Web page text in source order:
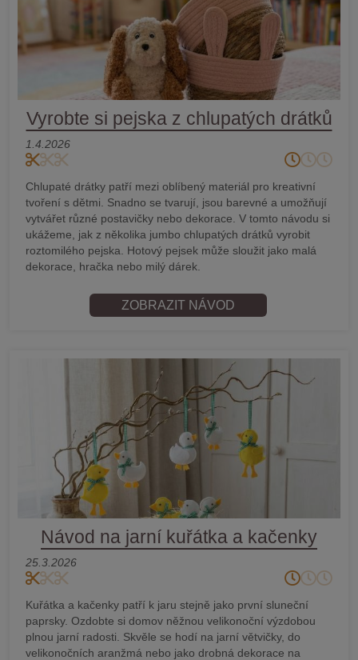
Vyrobte si pejska z chlupatých drátků
1.4.2026
Chlupaté drátky patří mezi oblíbený materiál pro kreativní
tvoření s dětmi. Snadno se tvarují, jsou barevné a umožňují
vytvářet různé postavičky nebo dekorace. V tomto návodu si
ukážeme, jak z několika jumbo chlupatých drátků vyrobit
roztomilého pejska. Hotový pejsek může sloužit jako malá
dekorace, hračka nebo milý dárek.
ZOBRAZIT NÁVOD
Návod na jarní kuřátka a kačenky
25.3.2026
Kuřátka a kačenky patří k jaru stejně jako první sluneční
paprsky. Ozdobte si domov něžnou velikonoční výzdobou
plnou jarní radosti. Skvěle se hodí na jarní větvičky, do
velikonočních aranžmá nebo jako drobná dekorace na